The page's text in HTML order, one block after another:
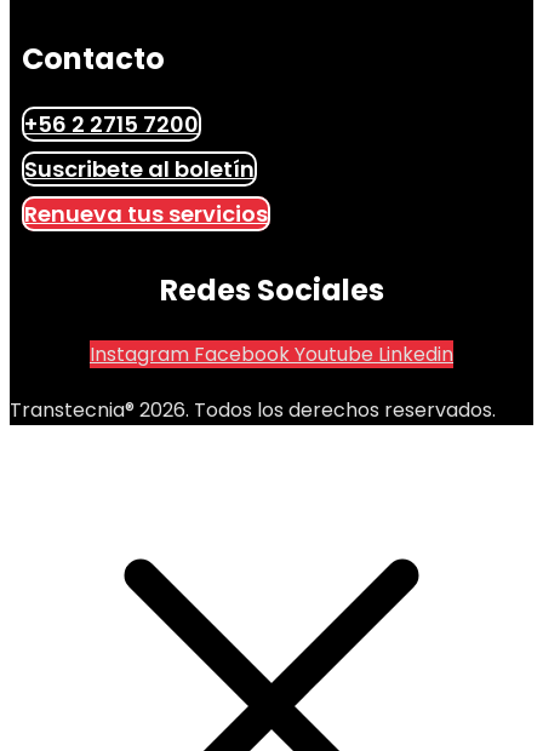
Contacto
+56 2 2715 7200
Suscribete al boletín
Renueva tus servicios
Redes Sociales
Instagram FacebookYoutube Linkedin
Transtecnia® 2026. Todos los derechos reservados.